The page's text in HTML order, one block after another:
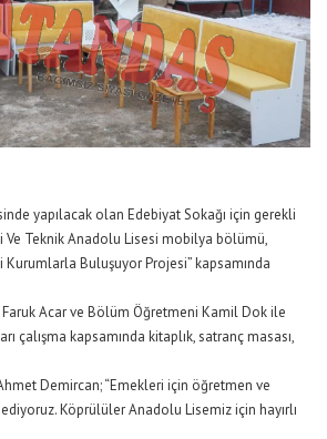
yapılacak olan Edebiyat Sokağı için gerekli
Ve Teknik Anadolu Lisesi mobilya bölümü,
Kurumlarla Buluşuyor Projesi” kapsamında
Acar ve Bölüm Öğretmeni Kamil Dok ile
çalışma kapsamında kitaplık, satranç masası,
Demircan; “Emekleri için öğretmen ve
Köprülüler Anadolu Lisemiz için hayırlı